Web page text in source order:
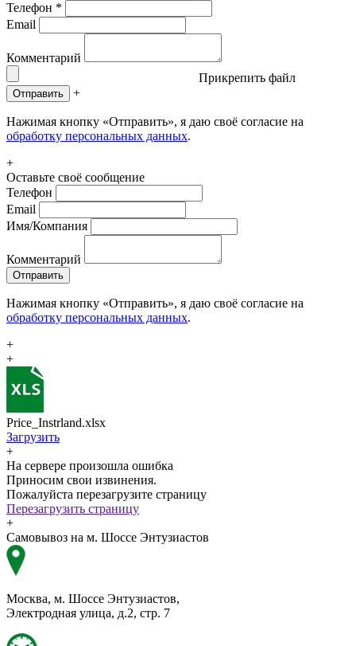
Телефон *
Email
Комментарий
Прикрепить файл
Отправить +
Нажимая кнопку «Отправить», я даю своё согласие на
обработку персональных данных.
+
Оставьте своё сообщение
Телефон
Email
Имя/Компания
Комментарий
Отправить
Нажимая кнопку «Отправить», я даю своё согласие на
обработку персональных данных.
+
+
Price_Instrland.xlsx
Загрузить
+
На сервере произошла ошибка
Приносим свои извинения.
Пожалуйста перезагрузите страницу
Перезагрузить страницу
+
Самовывоз на м. Шоссе Энтузиастов
Москва, м. Шоссе Энтузиастов,
Электродная улица, д.2, стр. 7